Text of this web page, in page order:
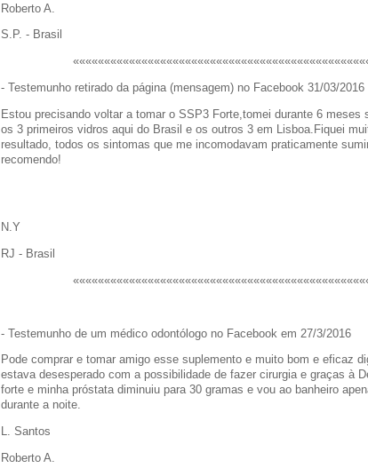
Roberto A.
S.P. - Brasil
- Testemunho retirado da página (mensagem) no Facebook 31/03/2016
Estou precisando voltar a tomar o SSP3 Forte,tomei durante 6 meses
os 3 primeiros vidros aqui do Brasil e os outros 3 em Lisboa.Fiquei
resultado, todos os sintomas que me incomodavam praticamente
recomendo!
N.Y
RJ - Brasil
- Testemunho de um médico odontólogo no Facebook em 27/3/2016
Pode comprar e tomar amigo esse suplemento e muito bom e eficaz
estava desesperado com a possibilidade de fazer cirurgia e graças à
forte e minha próstata diminuiu para 30 gramas e vou ao banheiro
durante a noite.
L. Santos
Roberto A.